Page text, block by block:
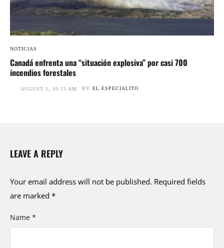
NOTICIAS
Canadá enfrenta una “situación explosiva” por casi 700
incendios forestales
AUGUST 5, 10:15 AM BY EL ESPECIALITO
LEAVE A REPLY
Your email address will not be published. Required fields
are marked *
Name *